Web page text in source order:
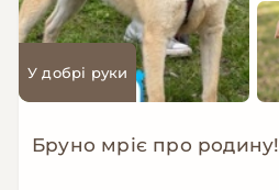
У добрі руки
Бруно мріє про родину!